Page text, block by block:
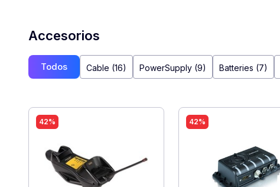
Accesorios
Todos Cable (16) PowerSupply (9) Batteries (7)
42% 42%